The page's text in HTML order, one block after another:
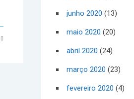
junho 2020 (13)
maio 2020 (20)
abril 2020 (24)
março 2020 (23)
fevereiro 2020 (4)